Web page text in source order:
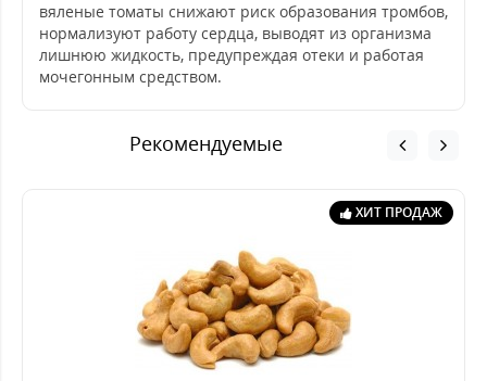
вяленые томаты снижают риск образования тромбов,
нормализуют работу сердца, выводят из организма
лишнюю жидкость, предупреждая отеки и работая
мочегонным средством.
Рекомендуемые
ХИТ ПРОДАЖ